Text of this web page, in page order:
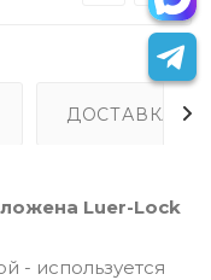
ДОСТАВКА
Luer-Lock
- используется